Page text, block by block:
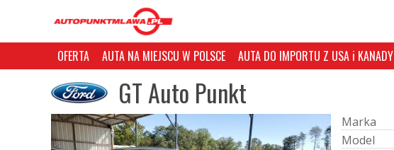
OFERTA AUTA NA MIEJSCU W POLSCE AUTA DO IMPORTU Z USA i KANADY
GT Auto Punkt
Marka
Model